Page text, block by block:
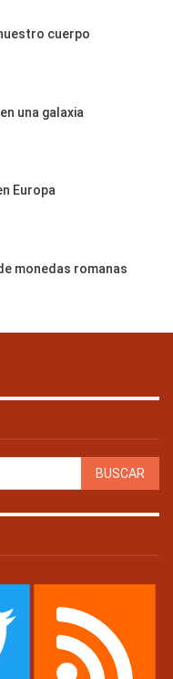
cuerpo
una galaxia
Europa
monedas romanas